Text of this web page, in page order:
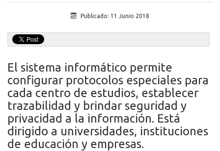
Publicado: 11 Junio 2018
El sistema informático permite
configurar protocolos especiales para
cada centro de estudios, establecer
trazabilidad y brindar seguridad y
privacidad a la información. Está
dirigido a universidades, instituciones
de educación y empresas.